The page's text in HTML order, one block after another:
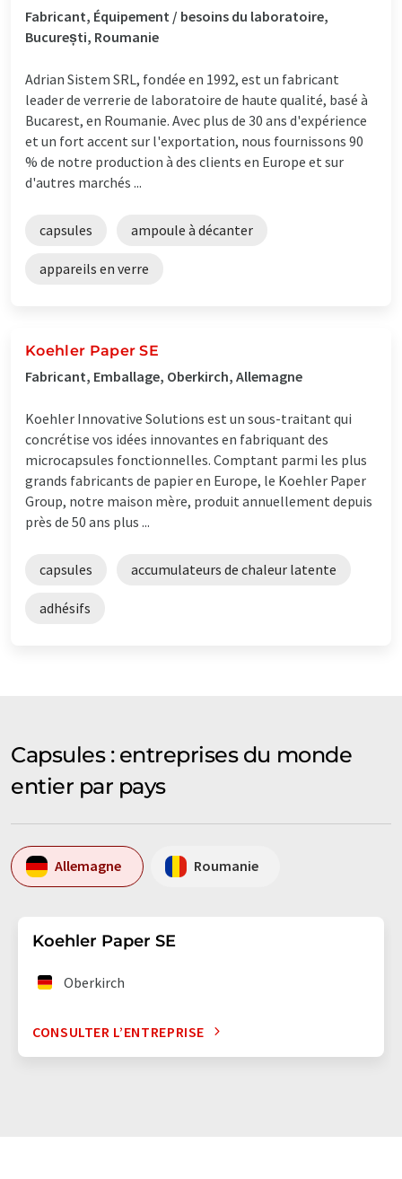
Fabricant, Équipement / besoins du laboratoire,
București, Roumanie
Adrian Sistem SRL, fondée en 1992, est un fabricant
leader de verrerie de laboratoire de haute qualité, basé à
Bucarest, en Roumanie. Avec plus de 30 ans d'expérience
et un fort accent sur l'exportation, nous fournissons 90
% de notre production à des clients en Europe et sur
d'autres marchés ...
capsules ampoule à décanter
appareils en verre
Koehler Paper SE
Fabricant, Emballage, Oberkirch, Allemagne
Koehler Innovative Solutions est un sous-traitant qui
concrétise vos idées innovantes en fabriquant des
microcapsules fonctionnelles. Comptant parmi les plus
grands fabricants de papier en Europe, le Koehler Paper
Group, notre maison mère, produit annuellement depuis
près de 50 ans plus ...
capsules accumulateurs de chaleur latente
adhésifs
Capsules : entreprises du monde
entier par pays
Allemagne Roumanie
Koehler Paper SE
Oberkirch
CONSULTER L’ENTREPRISE